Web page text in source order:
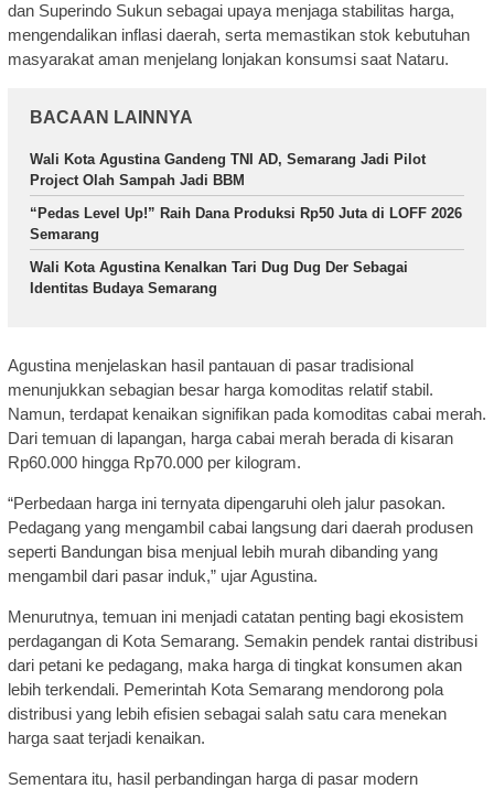
dan Superindo Sukun sebagai upaya menjaga stabilitas harga,
mengendalikan inflasi daerah, serta memastikan stok kebutuhan
masyarakat aman menjelang lonjakan konsumsi saat Nataru.
BACAAN LAINNYA
Wali Kota Agustina Gandeng TNI AD, Semarang Jadi Pilot
Project Olah Sampah Jadi BBM
“Pedas Level Up!” Raih Dana Produksi Rp50 Juta di LOFF 2026
Semarang
Wali Kota Agustina Kenalkan Tari Dug Dug Der Sebagai
Identitas Budaya Semarang
Agustina menjelaskan hasil pantauan di pasar tradisional
menunjukkan sebagian besar harga komoditas relatif stabil.
Namun, terdapat kenaikan signifikan pada komoditas cabai merah.
Dari temuan di lapangan, harga cabai merah berada di kisaran
Rp60.000 hingga Rp70.000 per kilogram.
“Perbedaan harga ini ternyata dipengaruhi oleh jalur pasokan.
Pedagang yang mengambil cabai langsung dari daerah produsen
seperti Bandungan bisa menjual lebih murah dibanding yang
mengambil dari pasar induk,” ujar Agustina.
Menurutnya, temuan ini menjadi catatan penting bagi ekosistem
perdagangan di Kota Semarang. Semakin pendek rantai distribusi
dari petani ke pedagang, maka harga di tingkat konsumen akan
lebih terkendali. Pemerintah Kota Semarang mendorong pola
distribusi yang lebih efisien sebagai salah satu cara menekan
harga saat terjadi kenaikan.
Sementara itu, hasil perbandingan harga di pasar modern